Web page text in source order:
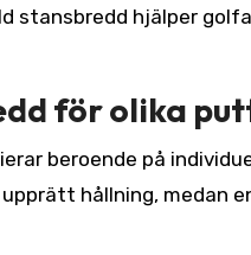
stansbredd hjälper
för olika
beroende på
hållning, medan